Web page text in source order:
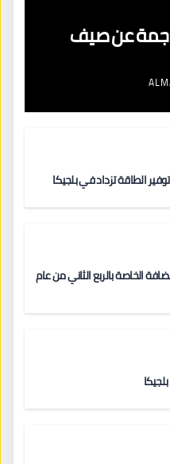
عن صيف
الطاقة تزداد في بلجيكا
الخاصة بالربع الثاني من عام